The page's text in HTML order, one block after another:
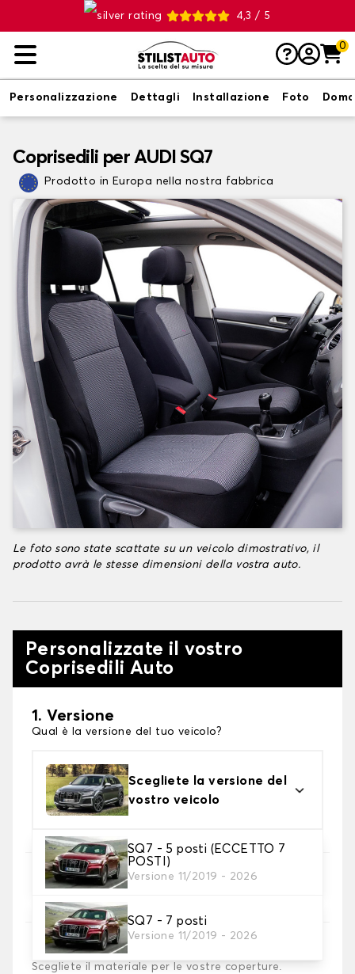
4,3 / 5
0
Personalizzazione Dettagli Installazione Foto
Coprisedili per AUDI SQ7
Prodotto in Europa nella nostra fabbrica
Le foto sono state scattate su un veicolo dimostrativo, il
prodotto avrà le stesse dimensioni della vostra auto.
Personalizzate il vostro
Coprisedili Auto
1. Versione
Qual è la versione del tuo veicolo?
Scegliete la versione del
vostro veicolo
SQ7 - 5 posti (ECCETTO 7
POSTI)
Versione 11/2019 - 2026
SQ7 - 7 posti
Versione 11/2019 - 2026
2. Set di coperture
3. Materiale
Scegliete il materiale per le vostre coperture.